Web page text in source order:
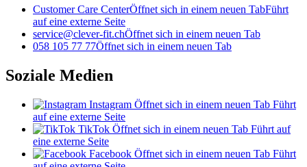
Customer Care CenterÖffnet sich in einem neuen TabFührt
auf eine externe Seite
service@clever-fit.chÖffnet sich in einem neuen Tab
058 105 77 77Öffnet sich in einem neuen Tab
Soziale Medien
Instagram Öffnet sich in einem neuen Tab Führt
auf eine externe Seite
TikTok Öffnet sich in einem neuen Tab Führt auf
eine externe Seite
Facebook Öffnet sich in einem neuen Tab Führt